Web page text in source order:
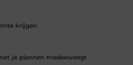
krijgen
je plannen meebeweegt